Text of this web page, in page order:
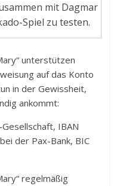
mit Dagmar
Spiel zu testen.
unterstützen
auf das Konto
in der Gewissheit,
ankommt:
IBAN
der Pax-Bank, BIC
regelmäßig